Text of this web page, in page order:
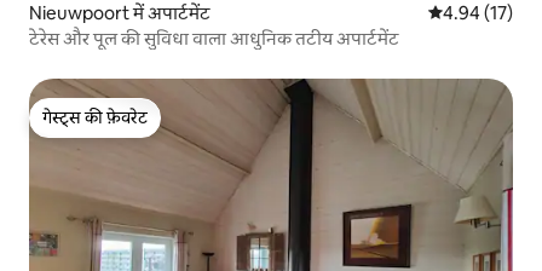
Nieuwpoort में अपार्टमेंट औसत रेटिंग 5 में
4.94 (17)
टेरेस और पूल की सुविधा वाला आधुनिक तटीय अपार्टमेंट
गेस्ट्स की फ़ेवरेट
गेस्ट्स की फ़ेवरेट